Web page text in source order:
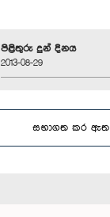
පිළිතුරු දුන් දිනය
2013-08-29
සභාගත කර ඇත